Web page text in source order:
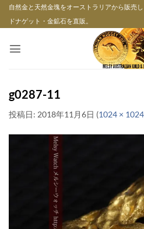
Skip自然金と天然金塊をオーストラリアから販売
ドナゲット・金鉱石を直販。
g0287-11
投稿日: 2018年11月6日 (1024 × 1024